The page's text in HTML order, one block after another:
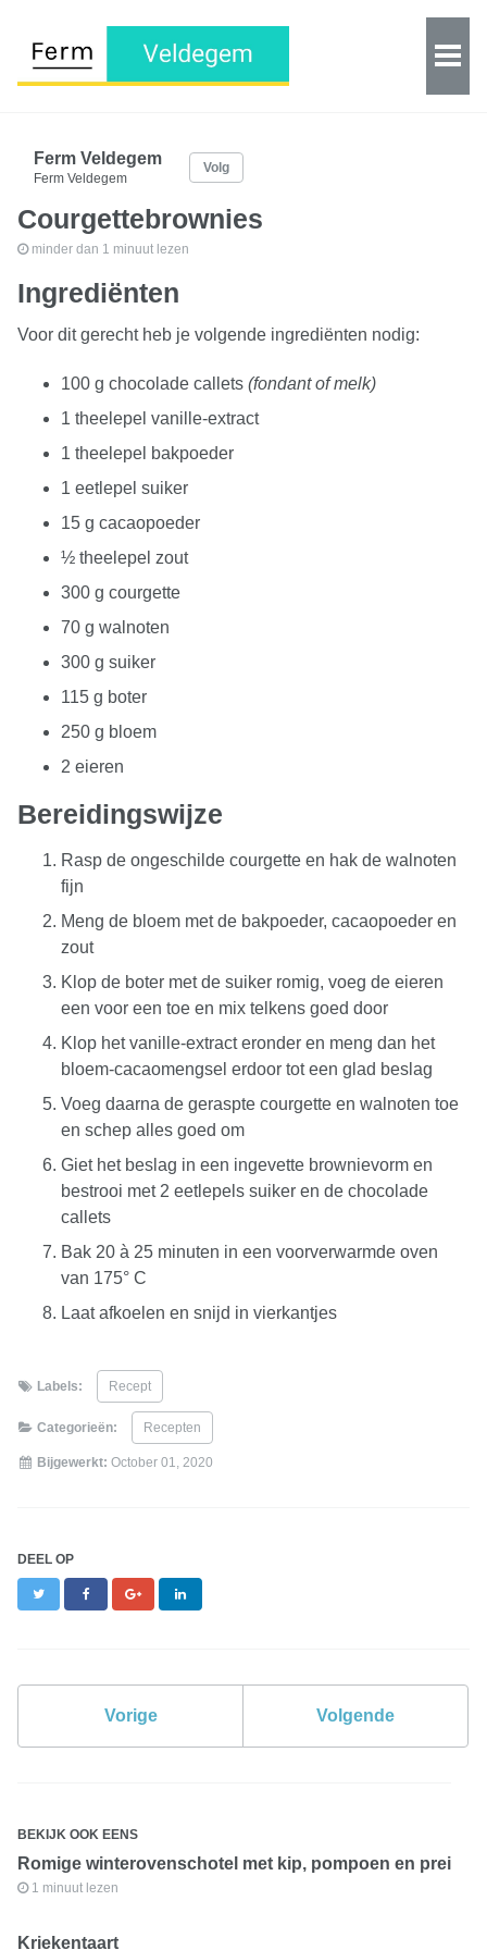
Ferm Veldegem
Ferm Veldegem
Volg
Courgettebrownies
minder dan 1 minuut lezen
Ingrediënten
Voor dit gerecht heb je volgende ingrediënten nodig:
100 g chocolade callets (fondant of melk)
1 theelepel vanille-extract
1 theelepel bakpoeder
1 eetlepel suiker
15 g cacaopoeder
½ theelepel zout
300 g courgette
70 g walnoten
300 g suiker
115 g boter
250 g bloem
2 eieren
Bereidingswijze
Rasp de ongeschilde courgette en hak de walnoten
fijn
Meng de bloem met de bakpoeder, cacaopoeder en
zout
Klop de boter met de suiker romig, voeg de eieren
een voor een toe en mix telkens goed door
Klop het vanille-extract eronder en meng dan het
bloem-cacaomengsel erdoor tot een glad beslag
Voeg daarna de geraspte courgette en walnoten toe
en schep alles goed om
Giet het beslag in een ingevette brownievorm en
bestrooi met 2 eetlepels suiker en de chocolade
callets
Bak 20 à 25 minuten in een voorverwarmde oven
van 175° C
Laat afkoelen en snijd in vierkantjes
Labels: Recept
Categorieën: Recepten
Bijgewerkt: October 01, 2020
DEEL OP
Twitter FacebookGoogle+
Vorige Volgende
BEKIJK OOK EENS
Romige winterovenschotel met kip, pompoen en prei
1 minuut lezen
Kriekentaart